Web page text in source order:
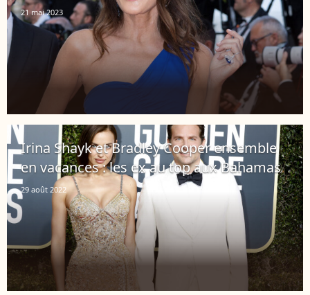
21 mai 2023
Irina Shayk et Bradley Cooper ensemble
en vacances : les ex au top aux Bahamas
29 août 2022